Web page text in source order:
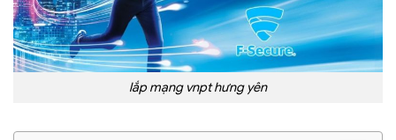
lắp mạng vnpt hưng yên